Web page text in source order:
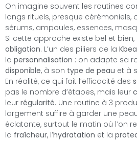
On imagine souvent les routines
longs rituels, presque cérémoniels,
sérums, ampoules, essences,
Si cette approche existe bel et bien,
obligation. L’un des piliers de la
la personnalisation : on adapte sa
disponible, à son type de peau et à
En réalité, ce qui fait l’efficacité des
pas le nombre d’étapes, mais leur
leur régularité. Une routine à 3
largement suffire à garder une
éclatante, surtout le matin où l’on
la fraîcheur, l’hydratation et la